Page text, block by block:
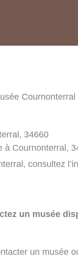
Cournonterral
34660
à Cournonterral,
consultez
un musée
un musée